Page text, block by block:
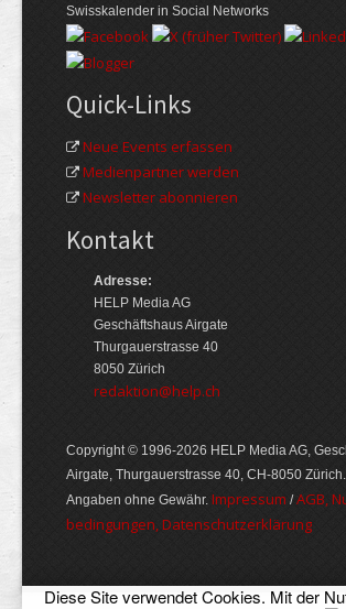
Swisskalender in Social Networks
Quick-Links
Neue Events erfassen
Medienpartner werden
Newsletter abonnieren
Kontakt
Adresse:
HELP Media AG
Geschäftshaus Airgate
Thurgauerstrasse 40
8050 Zürich
redaktion@help.ch
Copyright © 1996-2026 HELP Media AG,
Airgate, Thurgauer­strasse 40, CH-8050
Angaben ohne Gewähr. Im­pres­sum /AGB,
bedin­gungen, Daten­schutz­er­klärung
Diese Site verwendet Cookies. Mit der